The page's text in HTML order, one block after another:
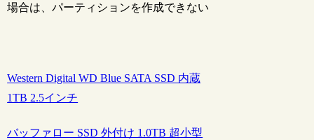
場合は、パーティションを作成できない
Western Digital WD Blue SATA SSD 内蔵
1TB 2.5インチ
バッファロー SSD 外付け 1.0TB 超小型